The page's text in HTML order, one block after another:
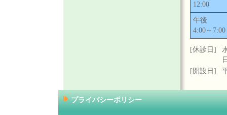
12:00
午後
4:00～7:00
[休診日]
[開設日]
プライバシーポリシー